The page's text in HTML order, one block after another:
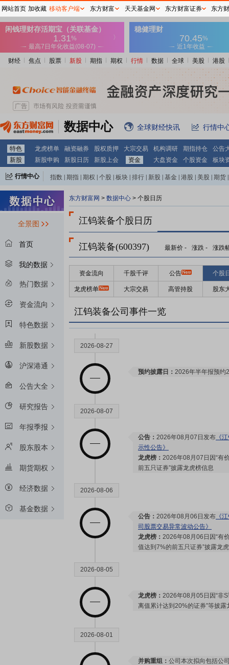
财经 焦点 股票 新股 期指 期权 行情 数据 全球 美股 港股
数据中心 全球财经快讯 行情中
特色 龙虎榜单 融资融券 股权质押 大宗交易 机构调研 期指持仓
公告
新股
新股申购 新股日历 新股上会 资金 大盘资金 个股资金 板块
行情中心 指数 期指 期权 个股 板块 排行 新股 基金 港股 美股 期货
全景图
首页
我的数据
热门数据
资金流向
特色数据
新股数据
沪深港通
公告大全
研究报告
年报季报
股东股本
期货期权
经济数据
基金数据
东方财富网 > 数据中心 > 个股日历
江钨装备个股日历
江钨装备(600397) 最新价 - 涨跌 - 涨跌
资金流向 千股千评 公告 个股
龙虎榜单 大宗交易 高管持股 股东
江钨装备公司事件一览
2026-08-27
预约披露日： 2026年半年报预约
2026-08-07
公告： 2026年08月07日发布 《
示性公告》
龙虎榜： 2026年08月07日因“有
前五只证券”披露龙虎榜信息
2026-08-06
公告： 2026年08月06日发布 《
司股票交易异常波动公告》
龙虎榜： 2026年08月06日因“有
值达到7%的前五只证券”披露龙
2026-08-05
龙虎榜： 2026年08月05日因“非
离值累计达到20%的证券”等披露
2026-08-01
并购重组： 公司本次拟向包括公
网站首页 加收藏 移动客户端 东方财富 天天基金网 东方财富证券 东方